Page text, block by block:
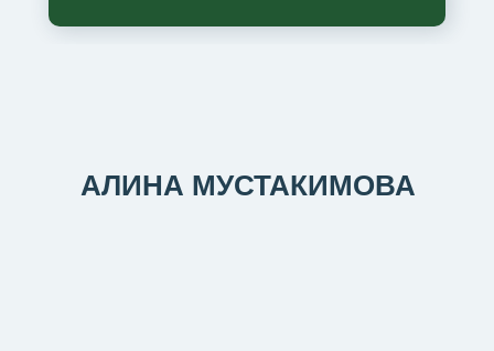
АЛИНА МУСТАКИМОВА